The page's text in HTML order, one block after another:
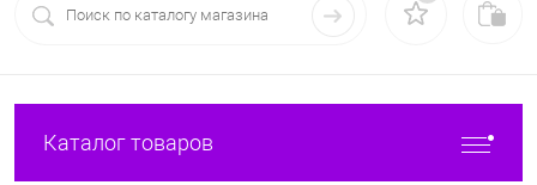
Каталог товаров